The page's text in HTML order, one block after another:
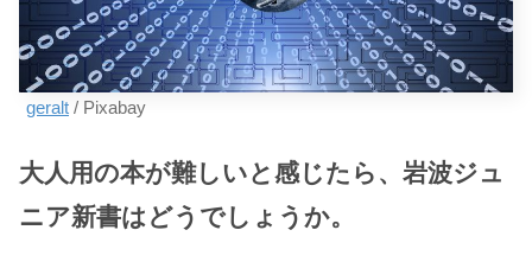
geralt / Pixabay
大人用の本が難しいと感じたら、岩波ジュ
ニア新書はどうでしょうか。